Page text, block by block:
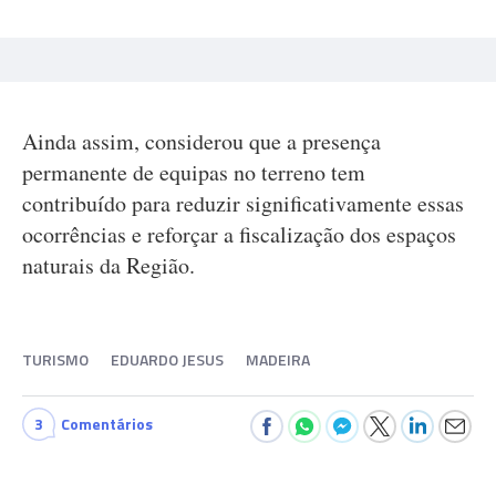
Ainda assim, considerou que a presença
permanente de equipas no terreno tem
contribuído para reduzir significativamente essas
ocorrências e reforçar a fiscalização dos espaços
naturais da Região.
TURISMO EDUARDO JESUS MADEIRA
3 Comentários